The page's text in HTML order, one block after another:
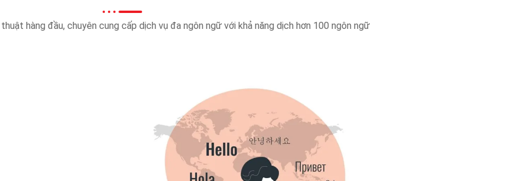
hàng đầu, chuyên cung cấp dịch vụ đa ngôn ngữ với khả năng dịch hơn 100 ngôn ngữ